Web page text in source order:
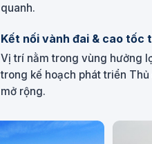
quanh.
Kết nối vành đai & cao tốc
Vị trí nằm trong vùng hưởng
trong kế hoạch phát triển
mở rộng.